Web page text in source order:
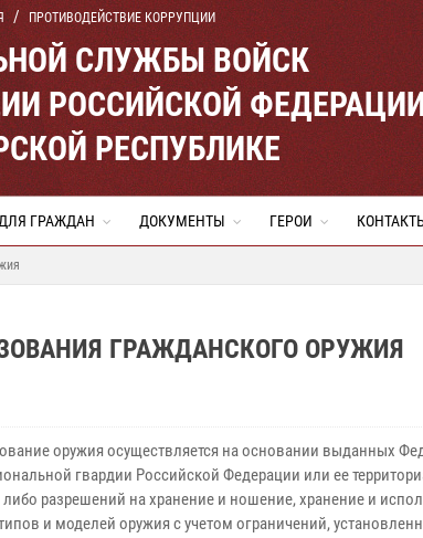
ПРОТИВОДЕЙСТВИЕ КОРРУПЦИИ
СЛУЖБЫ ВОЙСК
РОССИЙСКОЙ
РЕСПУБЛИКЕ
ДЛЯ ГРАЖДАН ДОКУМЕНТЫ ГЕРОИ
ГРАЖДАНСКОГО ОРУЖИЯ
оружия осуществляется на основании выданных
гвардии Российской Федерации или ее
разрешений на хранение и ношение, хранение и
и моделей оружия с учетом ограничений,